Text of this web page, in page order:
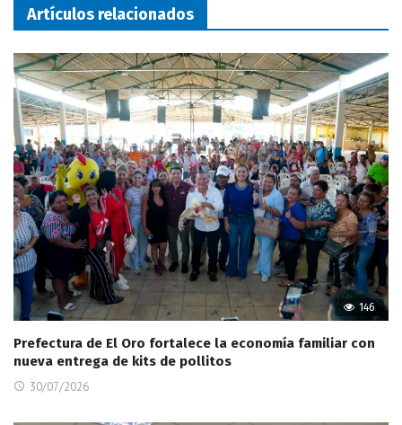
Artículos relacionados
146
Prefectura de El Oro fortalece la economía familiar con
nueva entrega de kits de pollitos
30/07/2026